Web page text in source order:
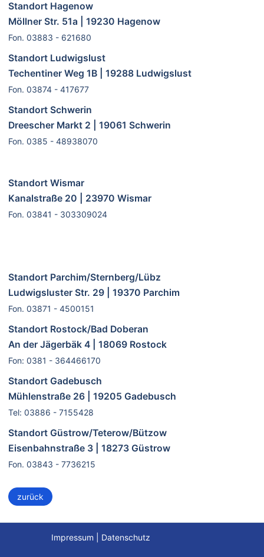
Standort Hagenow
Möllner Str. 51a | 19230 Hagenow
Fon. 03883 - 621680
Standort Ludwigslust
Techentiner Weg 1B | 19288 Ludwigslust
Fon. 03874 - 417677
Standort Schwerin
Dreescher Markt 2 | 19061 Schwerin
Fon. 0385 - 48938070
Standort Wismar
Kanalstraße 20 | 23970 Wismar
Fon. 03841 - 303309024
Standort Parchim/Sternberg/Lübz
Ludwigsluster Str. 29 | 19370 Parchim
Fon. 03871 - 4500151
Standort Rostock/Bad Doberan
An der Jägerbäk 4 | 18069 Rostock
Fon: 0381 - 364466170
Standort Gadebusch
Mühlenstraße 26 | 19205 Gadebusch
Tel: 03886 - 7155428
Standort Güstrow/Teterow/Bützow
Eisenbahnstraße 3 | 18273 Güstrow
Fon. 03843 - 7736215
zurück
Impressum Datenschutz